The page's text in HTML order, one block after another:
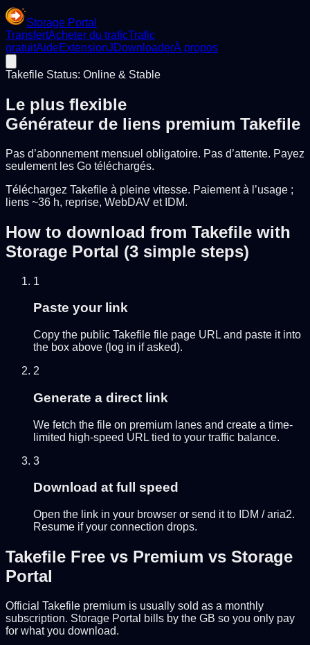
Storage Portal
TransfertAcheter du traficTrafic
gratuitAideExtensionJDownloaderÀ propos
Takefile Status: Online & Stable
Le plus flexible
Générateur de liens premium Takefile
Pas d’abonnement mensuel obligatoire. Pas d’attente. Payez
seulement les Go téléchargés.
Téléchargez Takefile à pleine vitesse. Paiement à l’usage ;
liens ~36 h, reprise, WebDAV et IDM.
How to download from Takefile with
Storage Portal (3 simple steps)
1
Paste your link
Copy the public Takefile file page URL and paste it into
the box above (log in if asked).
2
Generate a direct link
We fetch the file on premium lanes and create a time-
limited high-speed URL tied to your traffic balance.
3
Download at full speed
Open the link in your browser or send it to IDM / aria2.
Resume if your connection drops.
Takefile Free vs Premium vs Storage
Portal
Official Takefile premium is usually sold as a monthly
subscription. Storage Portal bills by the GB so you only pay
for what you download.